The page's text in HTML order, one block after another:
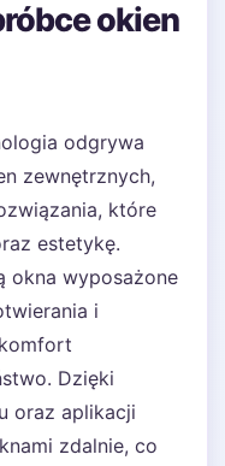
okien
odgrywa
zewnętrznych,
które
estetykę.
okna wyposażone
i
Dzięki
oraz aplikacji
zdalnie, co